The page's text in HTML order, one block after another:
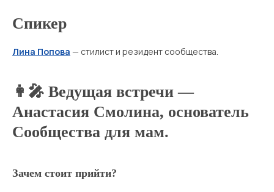
Спикер
Лина Попова — стилист и резидент сообщества.
👩‍🎤 Ведущая встречи —
Анастасия Смолина, основатель
Сообщества для мам.
Зачем стоит прийти?